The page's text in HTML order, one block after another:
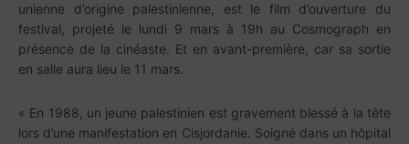
unienne d’origine palestinienne, est le film d’ouverture du
festival, projeté le lundi 9 mars à 19h au Cosmograph en
présence de la cinéaste. Et en avant-première, car sa sortie
en salle aura lieu le 11 mars.
« En 1988, un jeune palestinien est gravement blessé à la tête
lors d’une manifestation en Cisjordanie. Soigné dans un hôpital